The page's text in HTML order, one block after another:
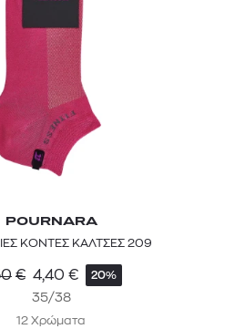
POURNARA
ΚΟΝΤΕΣ ΚΑΛΤΣΕΣ 209
€ 4,40 € 20%
35/38
12 Χρώματα